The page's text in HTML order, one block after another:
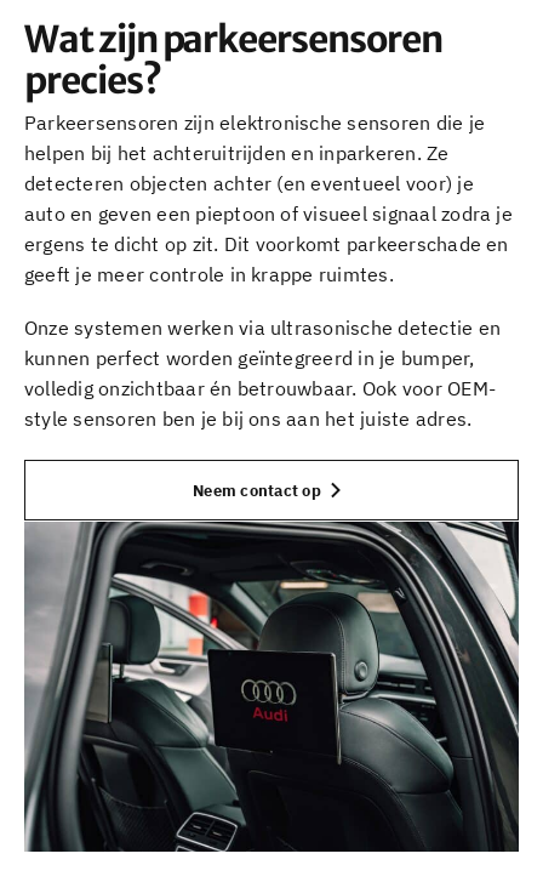
Wat zijn parkeersensoren
precies?
Parkeersensoren zijn elektronische sensoren die je
helpen bij het achteruitrijden en inparkeren. Ze
detecteren objecten achter (en eventueel voor) je
auto en geven een pieptoon of visueel signaal zodra je
ergens te dicht op zit. Dit voorkomt parkeerschade en
geeft je meer controle in krappe ruimtes.
Onze systemen werken via ultrasonische detectie en
kunnen perfect worden geïntegreerd in je bumper,
volledig onzichtbaar én betrouwbaar. Ook voor OEM-
style sensoren ben je bij ons aan het juiste adres.
Neem contact op